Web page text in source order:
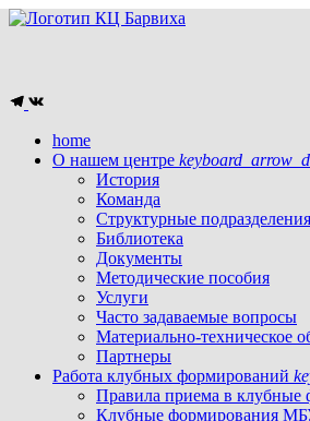
home
О нашем центре
История
Команда
Структурные подразделения
Библиотека
Документы
Методические пособия
Услуги
Часто задаваемые вопросы
Материально-техническое
Партнеры
Работа клубных формирований
Правила приема в клубные
Клубные формирования